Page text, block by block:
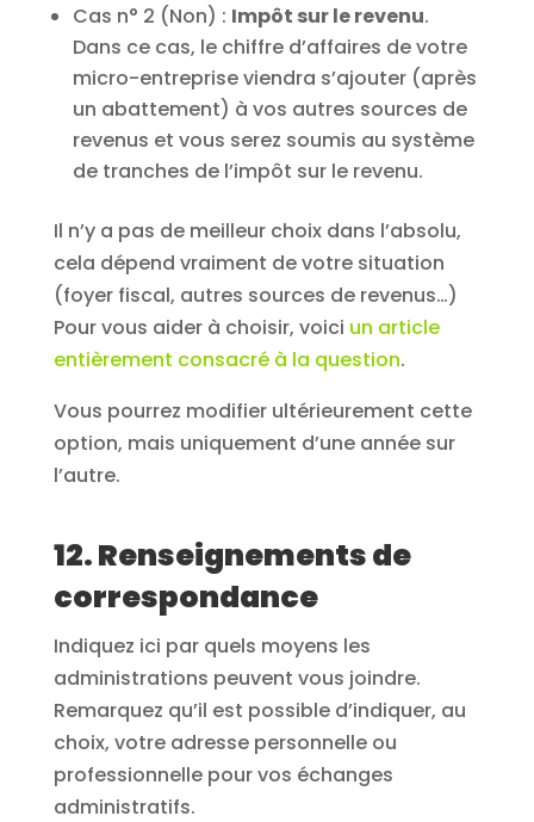
Cas n° 2 (Non) : Impôt sur le revenu.
Dans ce cas, le chiffre d’affaires de votre
micro-entreprise viendra s’ajouter (après
un abattement) à vos autres sources de
revenus et vous serez soumis au système
de tranches de l’impôt sur le revenu.
Il n’y a pas de meilleur choix dans l’absolu,
cela dépend vraiment de votre situation
(foyer fiscal, autres sources de revenus…)
Pour vous aider à choisir, voici un article
entièrement consacré à la question.
Vous pourrez modifier ultérieurement cette
option, mais uniquement d’une année sur
l’autre.
12. Renseignements de
correspondance
Indiquez ici par quels moyens les
administrations peuvent vous joindre.
Remarquez qu’il est possible d’indiquer, au
choix, votre adresse personnelle ou
professionnelle pour vos échanges
administratifs.